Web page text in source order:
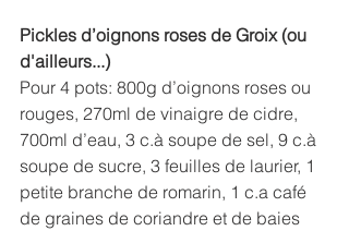
Pickles d’oignons roses de Groix (ou
d'ailleurs...)
Pour 4 pots: 800g d’oignons roses ou
rouges, 270ml de vinaigre de cidre,
700ml d’eau, 3 c.à soupe de sel, 9 c.à
soupe de sucre, 3 feuilles de laurier, 1
petite branche de romarin, 1 c.a café
de graines de coriandre et de baies